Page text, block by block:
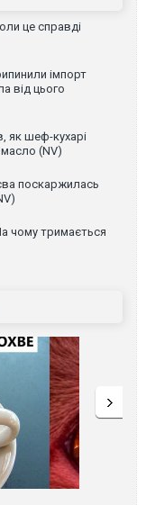
це справді
імпорт
від цього
як шеф-кухарі
(NV)
поскаржилась
чому тримається